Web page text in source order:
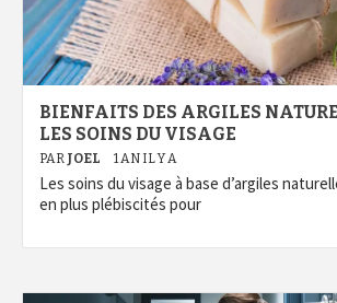
BIENFAITS DES ARGILES
LES SOINS DU VISAGE
PAR JOEL 1 AN IL Y A
Les soins du visage à base d’argiles
en plus plébiscités pour